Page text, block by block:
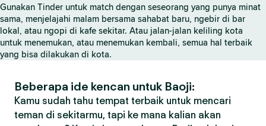
Gunakan Tinder untuk match dengan seseorang yang punya minat
sama, menjelajahi malam bersama sahabat baru, ngebir di bar
lokal, atau ngopi di kafe sekitar. Atau jalan-jalan keliling kota
untuk menemukan, atau menemukan kembali, semua hal terbaik
yang bisa dilakukan di kota.
Beberapa ide kencan untuk Baoji:
Kamu sudah tahu tempat terbaik untuk mencari
teman di sekitarmu, tapi ke mana kalian akan